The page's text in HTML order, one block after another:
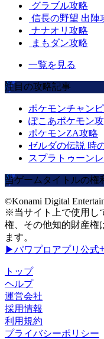
グラブル攻略
信長の野望 出陣
ナナオリ攻略
まもダン攻略
一覧を見る
注目の攻略記事
ポケモンチャン
ぽこあポケモン
ポケモンZA攻略
ゼルダの伝説 時
スプラトゥーン
当ゲームタイトルの権
©Konami Digital
※当サイト上で使用し
権、その他知的財産権
ます。
▶パワプロアプリ公式
トップ
ヘルプ
運営会社
採用情報
利用規約
プライバシーポリシー